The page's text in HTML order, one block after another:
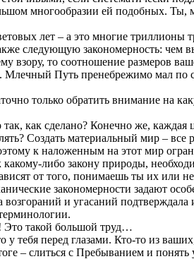
многообразии ей подобных. Ты,
лет – а это многие триллионы
следующую закономерность:
взору, то соотношение размеров
Путь пренебрежимо мал по
только обратить внимание на
как сделано? Конечно же,
Создать материальный мир –
к наложенным на этот мир
либо закону природы,
от того, понимаешь ты их
закономерности задают
возгораний и угасаний
Это такой большой труд…
у тебя перед глазами. Кто-то из
– слиться с Пребыванием и понять